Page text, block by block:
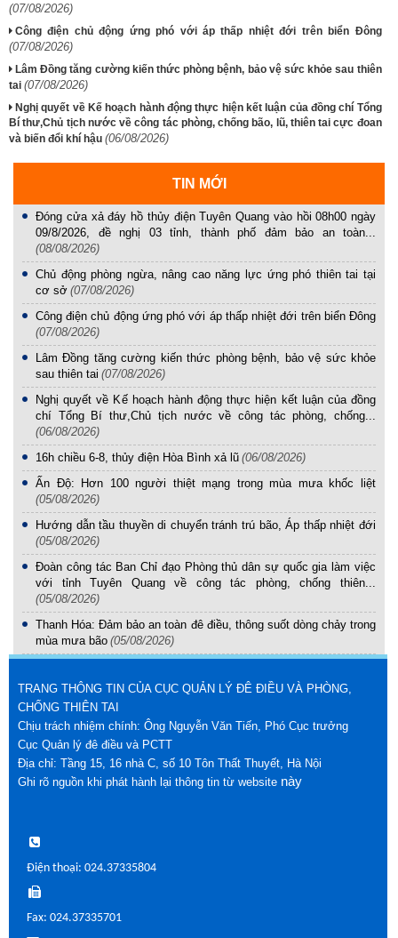
(07/08/2026)
Công điện chủ động ứng phó với áp thấp nhiệt đới trên biển Đông
(07/08/2026)
Lâm Đồng tăng cường kiến thức phòng bệnh, bảo vệ sức khỏe sau thiên
tai (07/08/2026)
Nghị quyết về Kế hoạch hành động thực hiện kết luận của đồng chí Tổng
Bí thư,Chủ tịch nước về công tác phòng, chống bão, lũ, thiên tai cực đoan
và biến đổi khí hậu (06/08/2026)
TIN MỚI
Đóng cửa xả đáy hồ thủy điện Tuyên Quang vào hồi 08h00 ngày
09/8/2026, đề nghị 03 tỉnh, thành phố đảm bảo an toàn...
(08/08/2026)
Chủ động phòng ngừa, nâng cao năng lực ứng phó thiên tai tại
cơ sở (07/08/2026)
Công điện chủ động ứng phó với áp thấp nhiệt đới trên biển Đông
(07/08/2026)
Lâm Đồng tăng cường kiến thức phòng bệnh, bảo vệ sức khỏe
sau thiên tai (07/08/2026)
Nghị quyết về Kế hoạch hành động thực hiện kết luận của đồng
chí Tổng Bí thư,Chủ tịch nước về công tác phòng, chống...
(06/08/2026)
16h chiều 6-8, thủy điện Hòa Bình xả lũ (06/08/2026)
Ấn Độ: Hơn 100 người thiệt mạng trong mùa mưa khốc liệt
(05/08/2026)
Hướng dẫn tầu thuyền di chuyển tránh trú bão, Áp thấp nhiệt đới
(05/08/2026)
Đoàn công tác Ban Chỉ đạo Phòng thủ dân sự quốc gia làm việc
với tỉnh Tuyên Quang về công tác phòng, chống thiên...
(05/08/2026)
Thanh Hóa: Đảm bảo an toàn đê điều, thông suốt dòng chảy trong
mùa mưa bão (05/08/2026)
TRANG THÔNG TIN CỦA CỤC QUẢN LÝ ĐÊ ĐIỀU VÀ PHÒNG,
CHỐNG THIÊN TAI
Chịu trách nhiệm chính: Ông Nguyễn Văn Tiến, Phó Cục trưởng
Cục Quản lý đê điều và PCTT
Địa chỉ: Tầng 15, 16 nhà C, số 10 Tôn Thất Thuyết, Hà Nội
Ghi rõ nguồn khi phát hành lại thông tin từ website này
Điện thoại: 024.37335804
Fax: 024.37335701